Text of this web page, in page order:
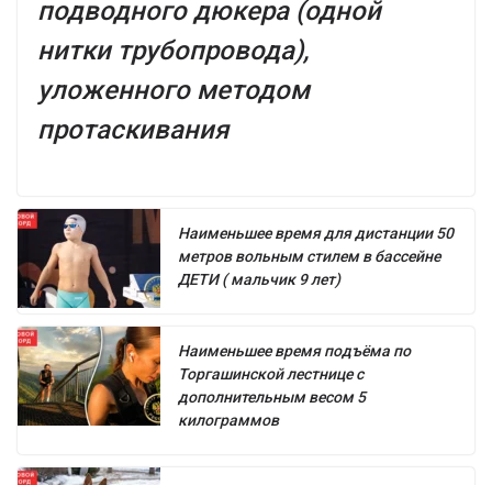
подводного дюкера (одной
нитки трубопровода),
уложенного методом
протаскивания
Наименьшее время для дистанции 50
метров вольным стилем в бассейне
ДЕТИ ( мальчик 9 лет)
Наименьшее время подъёма по
Торгашинской лестнице с
дополнительным весом 5
килограммов